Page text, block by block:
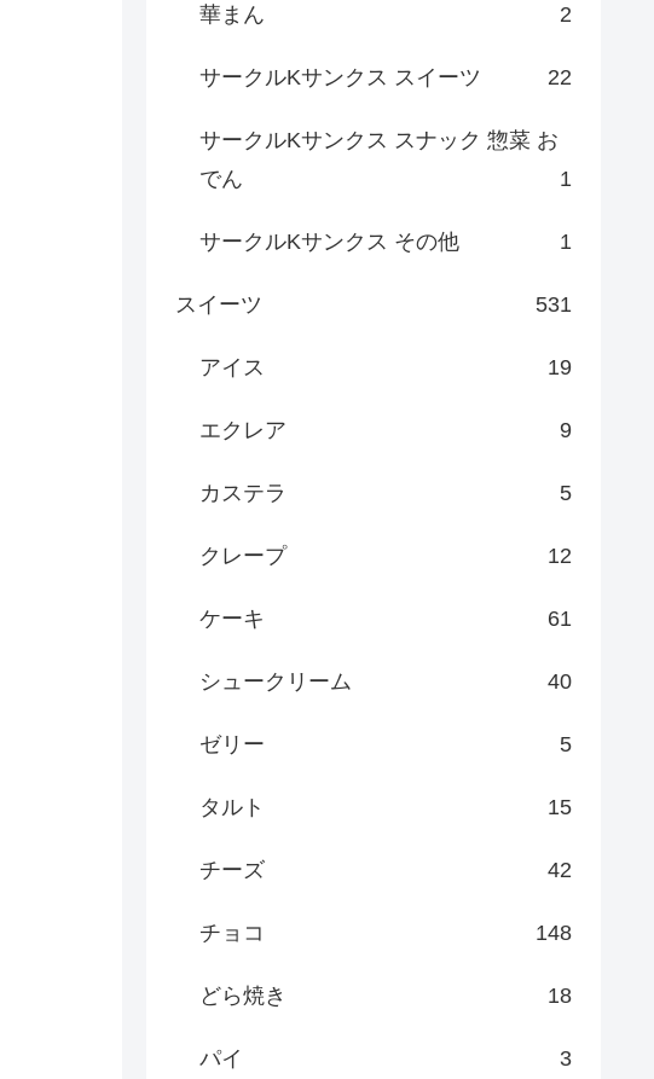
華まん
2
サークルKサンクス スイーツ 22
サークルKサンクス スナック 惣菜 お
でん
1
サークルKサンクス その他 1
スイーツ 531
アイス 19
エクレア 9
カステラ 5
クレープ 12
ケーキ 61
シュークリーム 40
ゼリー 5
タルト 15
チーズ 42
チョコ 148
どら焼き 18
パイ 3